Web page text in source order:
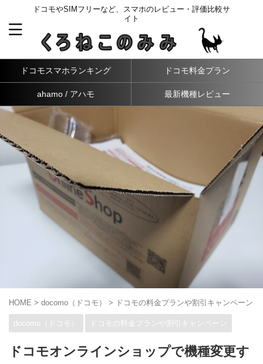
ドコモやSIMフリーなど、スマホのレビュー・評価比較サ
イト
ドコモスマホランキング ドコモ料金プラン
ahamo / アハモ 最新機種レビュー
HOME > docomo（ドコモ） > ドコモの料金プランや割引キャンペーン
docomo（ドコモ） ドコモの料金プランや割引キャンペーン
ドコモオンラインショップで機種変更す